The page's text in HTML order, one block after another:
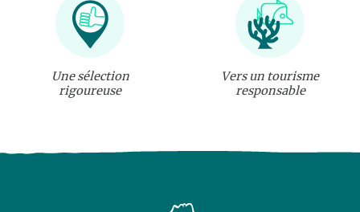
Une sélection
rigoureuse
Vers un tourisme
responsable